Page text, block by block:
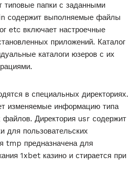
типовые папки с заданными
содержит выполняемые файлы
etc включает настроечные
приложений. Каталог
каталоги юзеров с их
в специальных директориях.
изменяемые информацию типа
файлов. Директория usr содержит
для пользовательских
tmp предназначена для
1xbet казино и стирается при